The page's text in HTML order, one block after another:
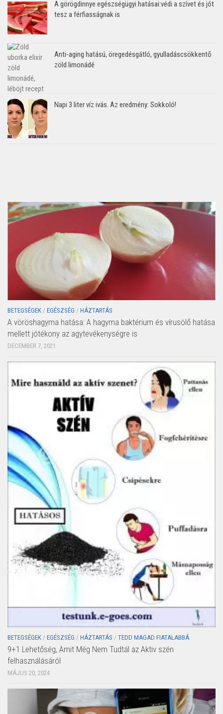
A görögdinnye egészségügyi hatásai:védi a szívet és jót
tesz a férfiasságnak is
Anti-aging hatású, öregedésgátló, gyulladáscsökkentő
zöld limonádé
Napi 3 liter víz ivás. Az eredmény: Sokkoló!
BETEGSÉGEK / EGÉSZSÉG / HÁZTARTÁS
A vöröshagyma hatása: A hagyma baktérium és vírusölő hatása
mellett jótékony az agytevékenységre is
DECEMBER 7, 2021
BETEGSÉGEK / EGÉSZSÉG / HÁZTARTÁS / TEDD MAGAD FIATALABBÁ
9+1 Lehetőség, Amit Még Nem Tudtál az Aktiv szén
felhasználásáról
MÁJUS 20, 2024